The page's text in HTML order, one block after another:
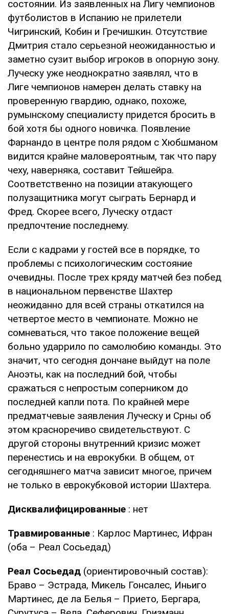
состоянии. Из заявленных на Лигу чемпионов
футболистов в Испанию не прилетели
Чигринский, Кобин и Гречишкин. Отсутствие
Дмитрия стало серьезной неожиданностью и
заметно сузит выбор игроков в опорную зону.
Луческу уже неоднократно заявлял, что в
Лиге чемпионов намерен делать ставку на
проверенную гвардию, однако, похоже,
румынскому специалисту придется бросить в
бой хотя бы одного новичка. Появление
Фарнандо в центре поля рядом с Хюбшманом
видится крайне маловероятным, так что пару
чеху, наверняка, составит Тейшейра.
Соответственно на позиции атакующего
полузащитника могут сыграть Бернард и
Фред. Скорее всего, Луческу отдаст
предпочтение последнему.
Если с кадрами у гостей все в порядке, то
проблемы с психологическим состояние
очевидны. После трех кряду матчей без побед
в национальном первенстве Шахтер
неожиданно для всей страны откатился на
четвертое место в чемпионате. Можно не
сомневаться, что такое положение вещей
больно ударрило по самолюбию команды. Это
значит, что сегодня дончане выйдут на поле
Аноэты, как на последний бой, чтобы
сражаться с непростым соперником до
последней капли пота. По крайней мере
предматчевые заявления Луческу и Срны об
этом красноречиво свидетельствуют. С
другой стороны внутренний кризис может
перенестись и на еврокубки. В общем, от
сегодняшнего матча зависит многое, причем
не только в еврокубковой истории Шахтера.
Дисквалифицированные : нет
Травмированные : Карлос Мартинес, Ифран
(оба – Реал Сосьедад)
Реал Сосьедад (ориентировочный состав):
Браво – Эстрада, Микель Гонсалес, Иньиго
Мартинес, де ла Белья – Прието, Бергара,